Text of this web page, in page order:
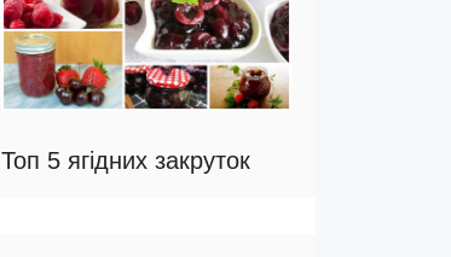
Топ 5 ягідних закруток